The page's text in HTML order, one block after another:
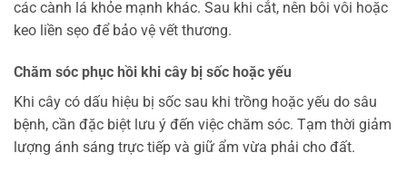
các cành lá khỏe mạnh khác. Sau khi cắt, nên bôi vôi hoặc
keo liền sẹo để bảo vệ vết thương.
Chăm sóc phục hồi khi cây bị sốc hoặc yếu
Khi cây có dấu hiệu bị sốc sau khi trồng hoặc yếu do sâu
bệnh, cần đặc biệt lưu ý đến việc chăm sóc. Tạm thời giảm
lượng ánh sáng trực tiếp và giữ ẩm vừa phải cho đất.